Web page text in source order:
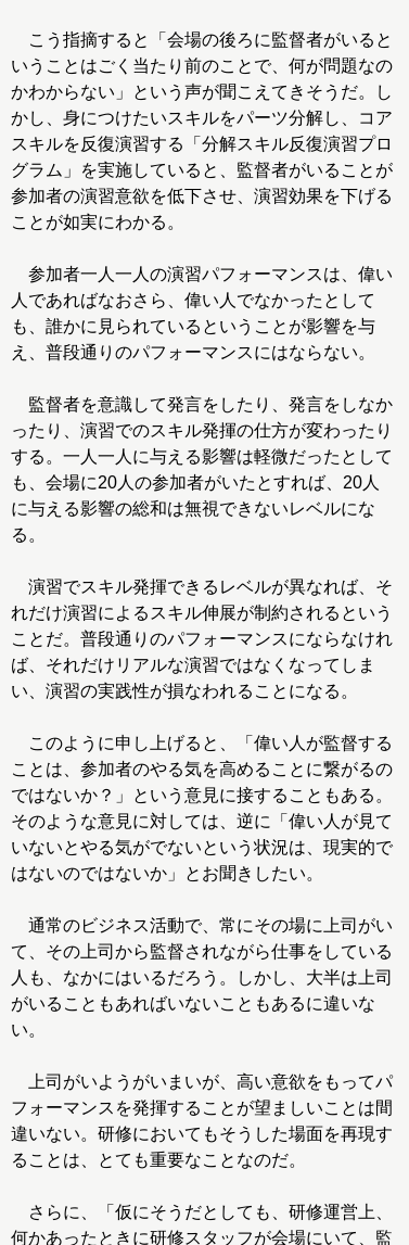
こう指摘すると「会場の後ろに監督者がいると
いうことはごく当たり前のことで、何が問題なの
かわからない」という声が聞こえてきそうだ。し
かし、身につけたいスキルをパーツ分解し、コア
スキルを反復演習する「分解スキル反復演習プロ
グラム」を実施していると、監督者がいることが
参加者の演習意欲を低下させ、演習効果を下げる
ことが如実にわかる。
参加者一人一人の演習パフォーマンスは、偉い
人であればなおさら、偉い人でなかったとして
も、誰かに見られているということが影響を与
え、普段通りのパフォーマンスにはならない。
監督者を意識して発言をしたり、発言をしなか
ったり、演習でのスキル発揮の仕方が変わったり
する。一人一人に与える影響は軽微だったとして
も、会場に20人の参加者がいたとすれば、20人
に与える影響の総和は無視できないレベルにな
る。
演習でスキル発揮できるレベルが異なれば、そ
れだけ演習によるスキル伸展が制約されるという
ことだ。普段通りのパフォーマンスにならなけれ
ば、それだけリアルな演習ではなくなってしま
い、演習の実践性が損なわれることになる。
このように申し上げると、「偉い人が監督する
ことは、参加者のやる気を高めることに繋がるの
ではないか？」という意見に接することもある。
そのような意見に対しては、逆に「偉い人が見て
いないとやる気がでないという状況は、現実的で
はないのではないか」とお聞きしたい。
通常のビジネス活動で、常にその場に上司がい
て、その上司から監督されながら仕事をしている
人も、なかにはいるだろう。しかし、大半は上司
がいることもあればいないこともあるに違いな
い。
上司がいようがいまいが、高い意欲をもってパ
フォーマンスを発揮することが望ましいことは間
違いない。研修においてもそうした場面を再現す
ることは、とても重要なことなのだ。
さらに、「仮にそうだとしても、研修運営上、
何かあったときに研修スタッフが会場にいて、監